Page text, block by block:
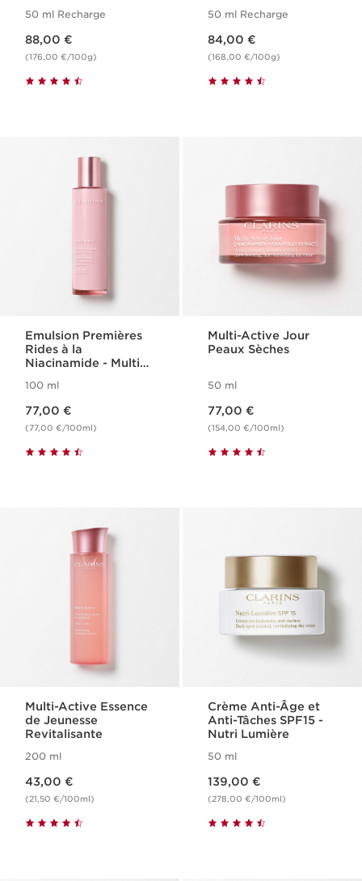
Technology
50 ml Recharge
88,00 €
(176,00 €/100g)
Technology
50 ml Recharge
84,00 €
(168,00 €/100g)
Emulsion Premières
Rides à la
Niacinamide - Multi-
100 ml
77,00 €
(77,00 €/100ml)
Multi-Active Jour
Peaux Sèches
50 ml
77,00 €
(154,00 €/100ml)
Multi-Active Essence
de Jeunesse
Revitalisante
200 ml
43,00 €
(21,50 €/100ml)
Crème Anti-Âge et
Anti-Tâches SPF15 -
Nutri Lumière
50 ml
139,00 €
(278,00 €/100ml)